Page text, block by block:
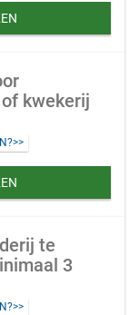
kwekerij
te
3